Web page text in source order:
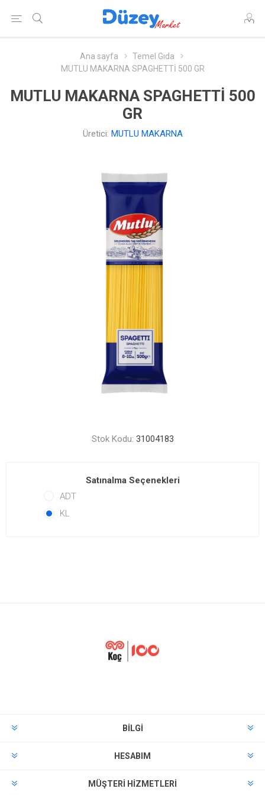
Ana sayfa
Temel Gıda
MUTLU MAKARNA SPAGHETTİ 500 GR
MUTLU MAKARNA SPAGHETTİ 500
GR
Üretici: MUTLU MAKARNA
Stok Kodu: 31004183
Satınalma Seçenekleri
ADT
KL
BILGI
HESABIM
MÜŞTERI HIZMETLERI